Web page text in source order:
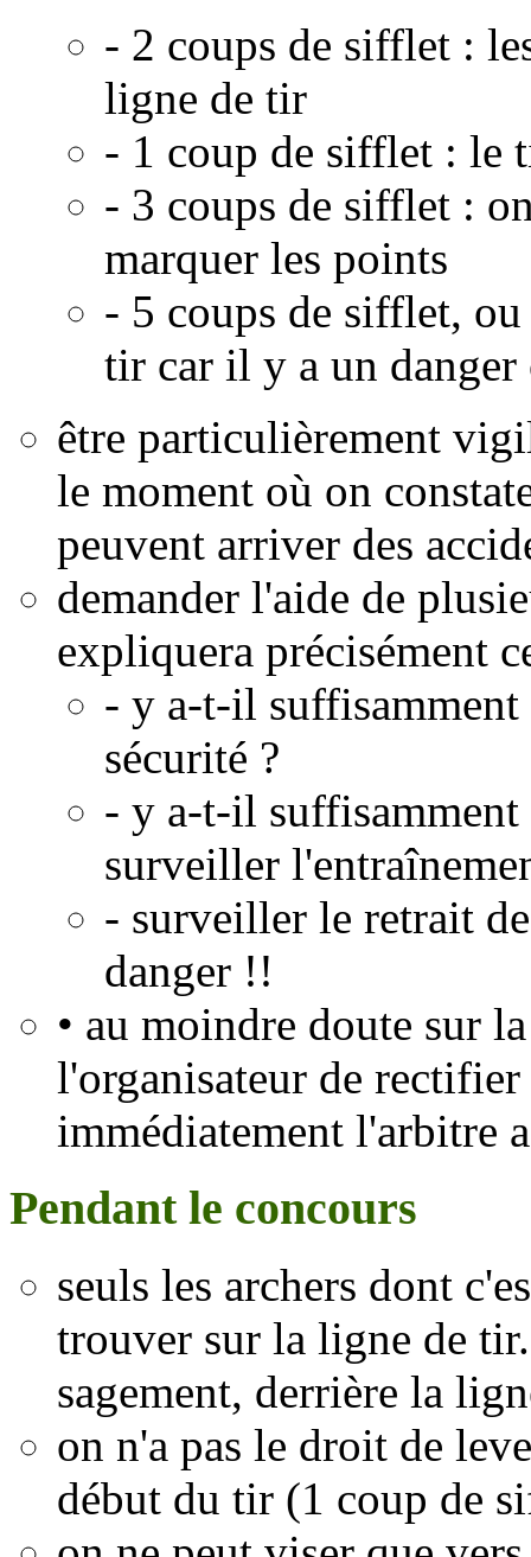
- 2 coups de sifflet :
ligne de tir
- 1 coup de sifflet : le
- 3 coups de sifflet :
marquer les points
- 5 coups de sifflet,
tir car il y a un
être particulièrement
le moment où on
peuvent arriver des
demander l'aide de
expliquera précisément
- y a-t-il
sécurité ?
- y a-t-il suffisamment
surveiller
- surveiller le retrait
danger !!
• au moindre doute sur
l'organisateur de
immédiatement l'arbitre
Pendant le concours
seuls les archers dont
trouver sur la ligne de
sagement, derrière la
on n'a pas le droit de
début du tir (1 coup de